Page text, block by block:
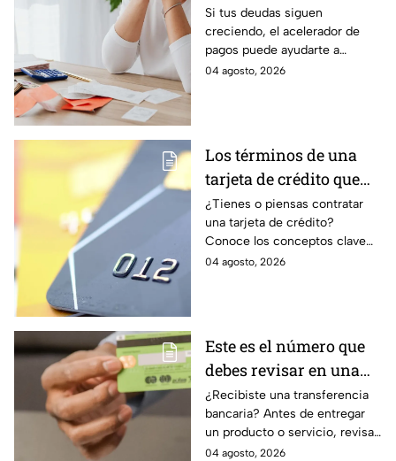
tus deudas más rápido
y recuperar el control
de tus finanzas
Si tus deudas siguen
creciendo, el acelerador de
pagos puede ayudarte a
ordenar tus finanzas, priorizar
04 agosto, 2026
Los términos de una
tarjeta de crédito que
debes entender para
evitar deudas
¿Tienes o piensas contratar
una tarjeta de crédito?
Conoce los conceptos clave
como CAT, fecha de corte,
04 agosto, 2026
Este es el número que
debes revisar en una
transferencia bancaria
para evitar fraudes
¿Recibiste una transferencia
bancaria? Antes de entregar
un producto o servicio, revisa
este número clave para
04 agosto, 2026